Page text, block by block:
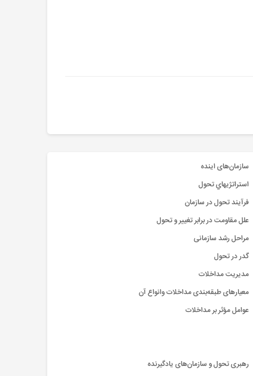
سازمان‌های اینده
استراتژيهاي تحول
فرآیند تحول در سازمان
علل مقاومت در برابر تغییر و تحول
مراحل رشد سازمانی
گدر در تحول
مدیریت مداخلات
معیارهای طبقه‌بندی مداخلات وانواع آن
عوامل مؤثر بر مداخلات
رهبری تحول و سازمان‌های یادگیرنده